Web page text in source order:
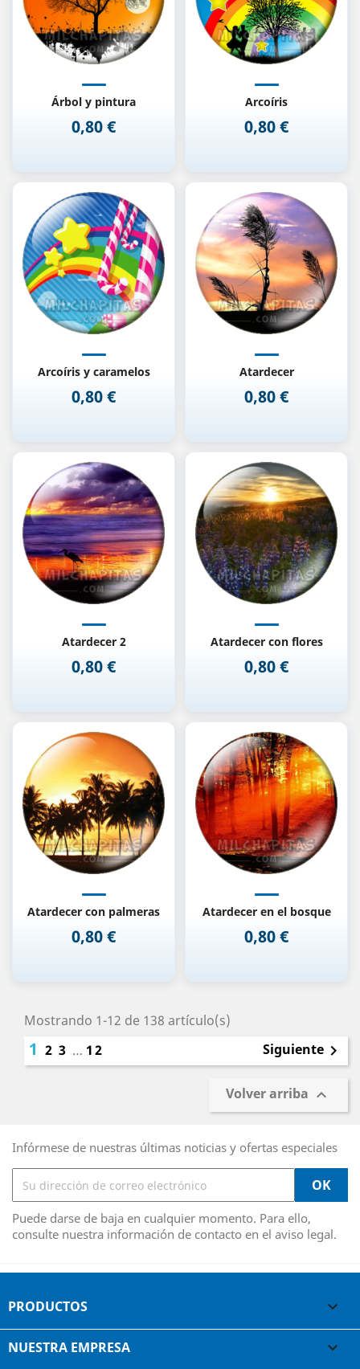
Árbol y pintura
Precio
0,80 €
Arcoíris
Precio
0,80 €
Arcoíris y caramelos
Precio
0,80 €
Atardecer
Precio
0,80 €
Atardecer 2
Precio
0,80 €
Atardecer con flores
Precio
0,80 €
Atardecer con palmeras
Precio
0,80 €
Atardecer en el bosque
Precio
0,80 €
Mostrando 1-12 de 138 artículo(s)
1 2 3 … 12 Siguiente 
Volver arriba 
Infórmese de nuestras últimas noticias y ofertas especiales
Puede darse de baja en cualquier momento. Para ello,
consulte nuestra información de contacto en el aviso legal.
PRODUCTOS 
NUESTRA EMPRESA 